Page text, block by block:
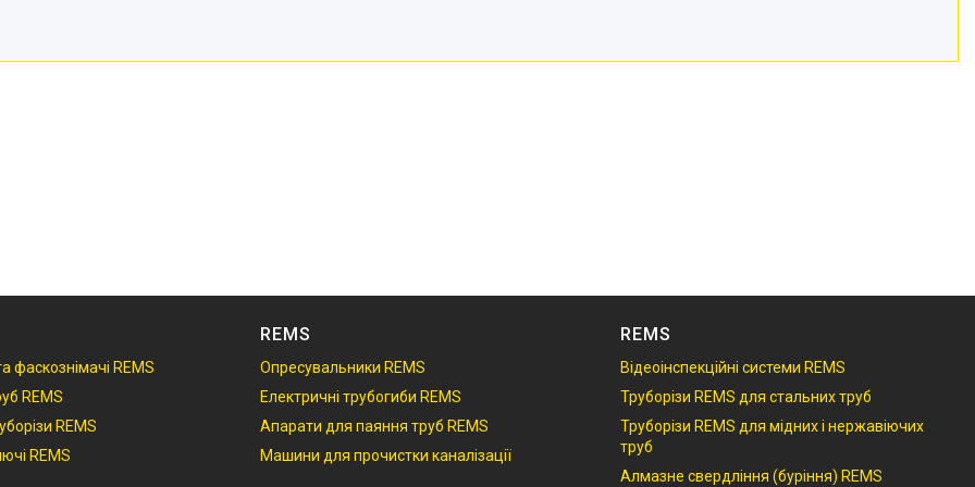
фаскознімачі REMS
REMS
REMS
REMS
REMS
Опресувальники REMS
Електричні трубогиби REMS
Апарати для паяння труб REMS
Машини для прочистки каналізації
REMS
Відеоінспекційні системи REMS
Труборізи REMS для стальних труб
Труборізи REMS для мідних і нержавіючих
труб
Алмазне свердління (буріння) REMS